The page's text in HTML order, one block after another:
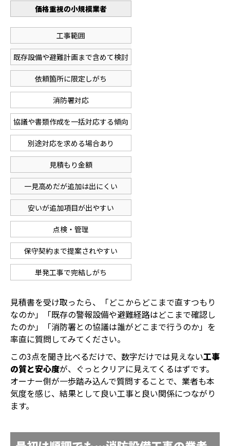
価格重視の小規模業者
工事範囲
既存設備や避難計画まで含めて検討
依頼箇所に限定しがち
消防署対応
協議や書類作成を一括対応する傾向
別途対応を求める場合あり
見積もり金額
一見高めだが追加は出にくい
安いが追加項目が出やすい
点検・管理
保守契約まで提案されやすい
単発工事で完結しがち
見積書を受け取ったら、「どこからどこまで直すつもり
なのか」「既存の警報設備や避難経路はどこまで確認し
たのか」「消防署との協議は誰がどこまで行うのか」を
率直に質問してみてください。
この3点を聞き比べるだけで、数字だけでは見えない工事
の質と安心度が、ぐっとクリアに見えてくるはずです。
オーナー側が一歩踏み込んで質問することで、業者も本
気度を感じ、結果として良い工事と良い関係につながり
ます。